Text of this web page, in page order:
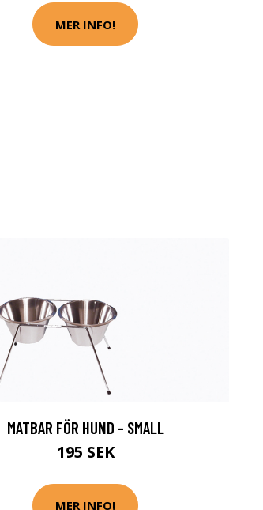
MER INFO!
MATBAR FÖR HUND - SMALL
195 SEK
MER INFO!